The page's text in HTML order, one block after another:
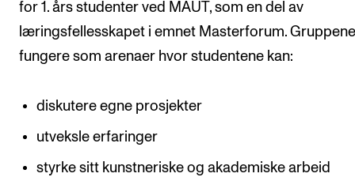
for 1. års studenter ved MAUT, som en del av
læringsfellesskapet i emnet Masterforum.
fungere som arenaer hvor studentene kan:
diskutere egne prosjekter
utveksle erfaringer
styrke sitt kunstneriske og akademiske arbeid